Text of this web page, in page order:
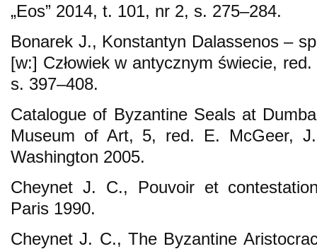
„Eos” 2014, t. 101, nr 2, s. 275–284.
Bonarek J., Konstantyn Dalassenos –
[w:] Człowiek w antycznym świecie,
s. 397–408.
Catalogue of Byzantine Seals at
Museum of Art, 5, red. E. McGeer,
Washington 2005.
Cheynet J. C., Pouvoir et
Paris 1990.
Cheynet J. C., The Byzantine